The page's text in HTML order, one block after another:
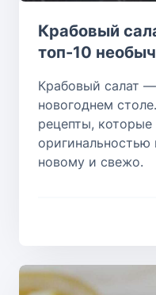
Крабовый
топ-10
Крабовый салат
новогоднем
рецепты, которые
оригинальностью
новому и свежо.